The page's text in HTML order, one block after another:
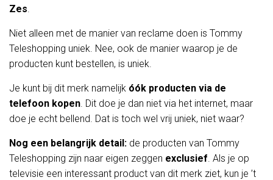
Zes.
Niet alleen met de manier van reclame doen is Tommy
Teleshopping uniek. Nee, ook de manier waarop je de
producten kunt bestellen, is uniek.
Je kunt bij dit merk namelijk óók producten via de
telefoon kopen. Dit doe je dan niet via het internet, maar
doe je echt bellend. Dat is toch wel vrij uniek, niet waar?
Nog een belangrijk detail: de producten van Tommy
Teleshopping zijn naar eigen zeggen exclusief. Als je op
televisie een interessant product van dit merk ziet, kun je ’t